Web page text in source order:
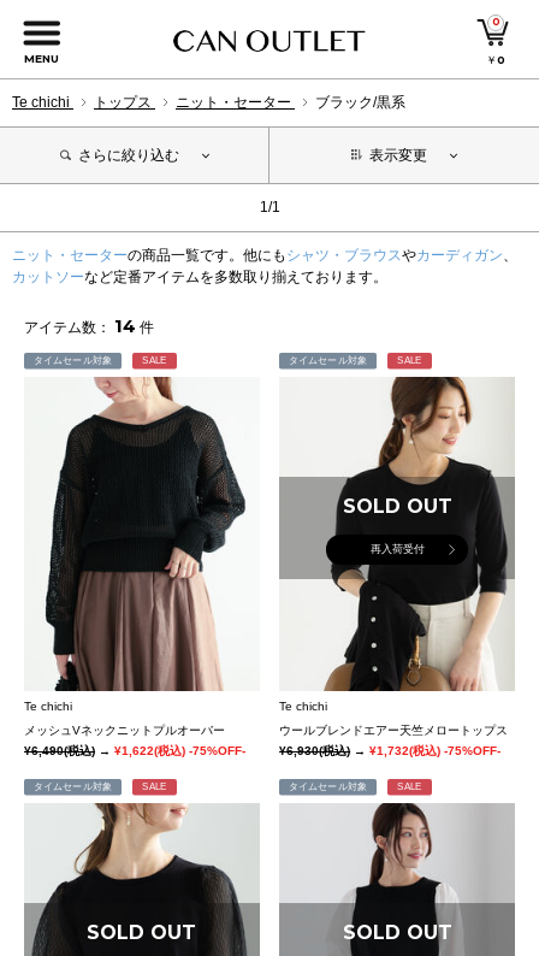
MENU
0
￥0
Te chichi トップス ニット・セーター ブラック/黒系
さらに絞り込む 表示変更
1/1
ニット・セーターの商品一覧です。他にも シャツ・ブラウスやカーディガン、
カットソーなど定番アイテムを多数取り揃えております。
アイテム数： 14 件
タイムセール対象 SALE
Te chichi
メッシュVネックニットプルオーバー
¥6,490(税込) → ¥1,622(税込) -75%OFF-
タイムセール対象 SALE
SOLD OUT
再入荷受付
Te chichi
ウールブレンドエアー天竺メロートップス
¥6,930(税込)→¥1,732(税込) -75%OFF-
タイムセール対象 SALE
SOLD OUT
タイムセール対象 SALE
SOLD OUT